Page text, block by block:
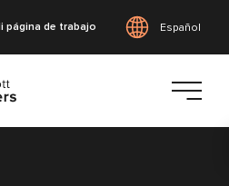
página de trabajo Español